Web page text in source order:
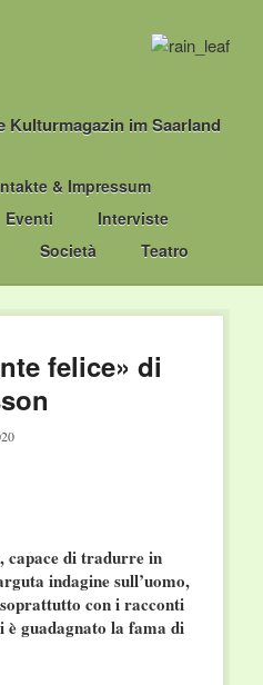
Kulturmagazin im Saarland
& Impressum
Eventi
Interviste
Società Teatro
felice» di
capace di tradurre in
indagine sull’uomo,
con i racconti
è guadagnato la fama di